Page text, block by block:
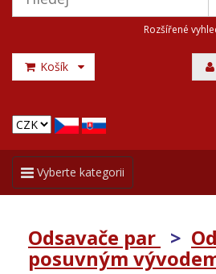
Rozšířené
Košík
Toggle
navigation
Vyberte kategorii
Odsavače par >
posuvným